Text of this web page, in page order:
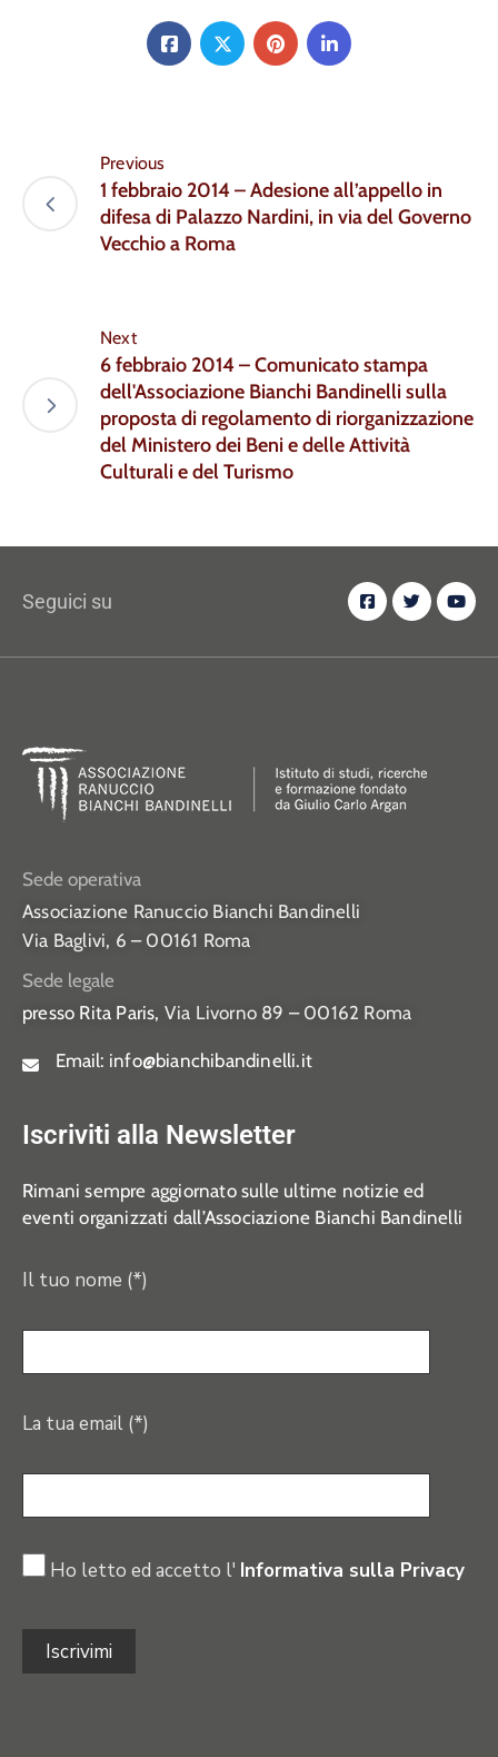
Previous
1 febbraio 2014 – Adesione all’appello in
difesa di Palazzo Nardini, in via del Governo
Vecchio a Roma
Next
6 febbraio 2014 – Comunicato stampa
dell'Associazione Bianchi Bandinelli sulla
proposta di regolamento di riorganizzazione
del Ministero dei Beni e delle Attività
Culturali e del Turismo
Seguici su
Sede operativa
Associazione Ranuccio Bianchi Bandinelli
Via Baglivi, 6 – 00161 Roma
Sede legale
presso Rita Paris, Via Livorno 89 – 00162 Roma
Email: info@bianchibandinelli.it
Iscriviti alla Newsletter
Rimani sempre aggiornato sulle ultime notizie ed
eventi organizzati dall’Associazione Bianchi Bandinelli
Il tuo nome (*)
La tua email (*)
Ho letto ed accetto l' Informativa sulla Privacy